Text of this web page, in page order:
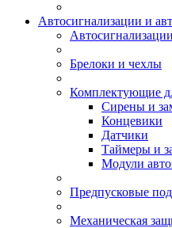
Автосигнализации и
Брелоки и чехлы
Комплектующие
Сирены и
Концевики
Датчики
Таймеры и
Модули
Предпусковые
Механическая